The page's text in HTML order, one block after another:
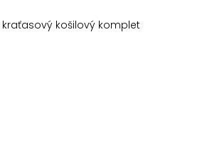
košilový komplet